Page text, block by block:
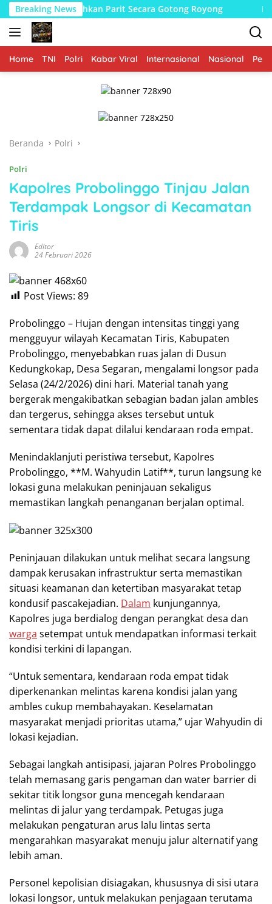
Langsung
ke
konten
Breaking NewsParit Secara Gotong Royong Babinsa
Home TNI Polri Kabar Viral Internasional Nasional
Beranda Polri
Polri
Kapolres Probolinggo Tinjau Jalan
Terdampak Longsor di Kecamatan
Tiris
Editor
24 Februari 2026
Post Views: 89
Probolinggo – Hujan dengan intensitas tinggi yang
mengguyur wilayah Kecamatan Tiris, Kabupaten
Probolinggo, menyebabkan ruas jalan di Dusun
Kedungkokap, Desa Segaran, mengalami longsor pada
Selasa (24/2/2026) dini hari. Material tanah yang
bergerak mengakibatkan sebagian badan jalan ambles
dan tergerus, sehingga akses tersebut untuk
sementara tidak dapat dilalui kendaraan roda empat.
Menindaklanjuti peristiwa tersebut, Kapolres
Probolinggo, **M. Wahyudin Latif**, turun langsung ke
lokasi guna melakukan peninjauan sekaligus
memastikan langkah penanganan berjalan optimal.
Peninjauan dilakukan untuk melihat secara langsung
dampak kerusakan infrastruktur serta memastikan
situasi keamanan dan ketertiban masyarakat tetap
kondusif pascakejadian. Dalam kunjungannya,
Kapolres juga berdialog dengan perangkat desa dan
warga setempat untuk mendapatkan informasi terkait
kondisi terkini di lapangan.
“Untuk sementara, kendaraan roda empat tidak
diperkenankan melintas karena kondisi jalan yang
ambles cukup membahayakan. Keselamatan
masyarakat menjadi prioritas utama,” ujar Wahyudin di
lokasi kejadian.
Sebagai langkah antisipasi, jajaran Polres Probolinggo
telah memasang garis pengaman dan water barrier di
sekitar titik longsor guna mencegah kendaraan
melintas di jalur yang terdampak. Petugas juga
melakukan pengaturan arus lalu lintas serta
mengarahkan masyarakat menuju jalur alternatif yang
lebih aman.
Personel kepolisian disiagakan, khususnya di sisi utara
lokasi longsor, untuk melakukan penjagaan terutama